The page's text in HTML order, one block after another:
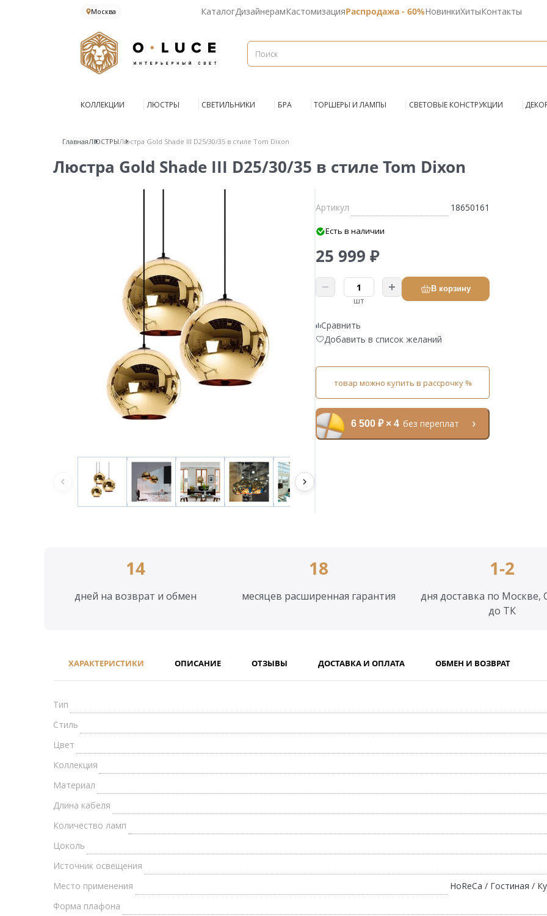
Москва КаталогДизайнерамКастомизацияРаспродажа - 60%НовинкиХитыКонтакты
КОЛЛЕКЦИИ ЛЮСТРЫ СВЕТИЛЬНИКИ БРА ТОРШЕРЫ И ЛАМПЫ СВЕТОВЫЕ КОНСТРУКЦИИ
ГлавнаяЛЮСТРЫЛюстра Gold Shade III D25/30/35 в стиле Tom Dixon
Люстра Gold Shade III D25/30/35 в стиле Tom Dixon
Артикул 18650161
Есть в наличии
25 999 ₽
шт
В корзину
Сравнить
Добавить в список желаний
товар можно купить в рассрочку %
6 500 ₽ × 4 без переплат
14
дней на возврат и обмен
18
месяцев расширенная гарантия
1-2
дня доставка по Москве,
до ТК
ХАРАКТЕРИСТИКИ ОПИСАНИЕ ОТЗЫВЫ ДОСТАВКА И ОПЛАТА ОБМЕН И ВОЗВРАТ
Тип
Стиль
Цвет
Коллекция
Материал
Длина кабеля
Количество ламп
Цоколь
Источник освещения
Место применения
HoReCa / Гостиная /
Форма плафона